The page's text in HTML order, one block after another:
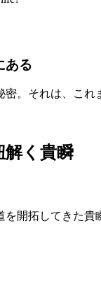
ある
。それは、こ
解く貴瞬
開拓してきた